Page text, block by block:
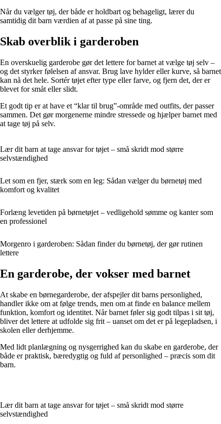
Når du vælger tøj, der både er holdbart og behageligt, lærer du
samtidig dit barn værdien af at passe på sine ting.
Skab overblik i garderoben
En overskuelig garderobe gør det lettere for barnet at vælge tøj selv –
og det styrker følelsen af ansvar. Brug lave hylder eller kurve, så barnet
kan nå det hele. Sortér tøjet efter type eller farve, og fjern det, der er
blevet for småt eller slidt.
Et godt tip er at have et “klar til brug”-område med outfits, der passer
sammen. Det gør morgenerne mindre stressede og hjælper barnet med
at tage tøj på selv.
Lær dit barn at tage ansvar for tøjet – små skridt mod større
selvstændighed
Let som en fjer, stærk som en leg: Sådan vælger du børnetøj med
komfort og kvalitet
Forlæng levetiden på børnetøjet – vedligehold sømme og kanter som
en professionel
Morgenro i garderoben: Sådan finder du børnetøj, der gør rutinen
lettere
En garderobe, der vokser med barnet
At skabe en børnegarderobe, der afspejler dit barns personlighed,
handler ikke om at følge trends, men om at finde en balance mellem
funktion, komfort og identitet. Når barnet føler sig godt tilpas i sit tøj,
bliver det lettere at udfolde sig frit – uanset om det er på legepladsen, i
skolen eller derhjemme.
Med lidt planlægning og nysgerrighed kan du skabe en garderobe, der
både er praktisk, bæredygtig og fuld af personlighed – præcis som dit
barn.
Lær dit barn at tage ansvar for tøjet – små skridt mod større
selvstændighed